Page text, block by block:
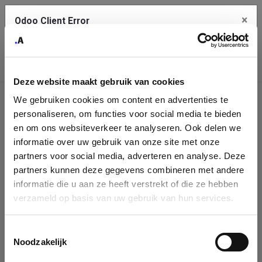
Deze website maakt gebruik van cookies
We gebruiken cookies om content en advertenties te
personaliseren, om functies voor social media te bieden
en om ons websiteverkeer te analyseren. Ook delen we
informatie over uw gebruik van onze site met onze
partners voor social media, adverteren en analyse. Deze
partners kunnen deze gegevens combineren met andere
informatie die u aan ze heeft verstrekt of die ze hebben
verzameld op basis van uw gebruik van hun services.
Noodzakelijk
Company
Identification
Please fill in your company details
You can search a company in our database by name, VAT or
enterprise ID. When a company is selected it will auto-complete the
form. If you don't find your company in our database, you can create
Odoo Client Error ×
service.
See details
Ok